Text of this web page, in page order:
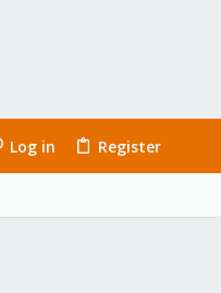
Log in Register